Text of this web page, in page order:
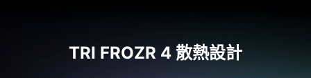
TRI FROZR 4 散熱設計